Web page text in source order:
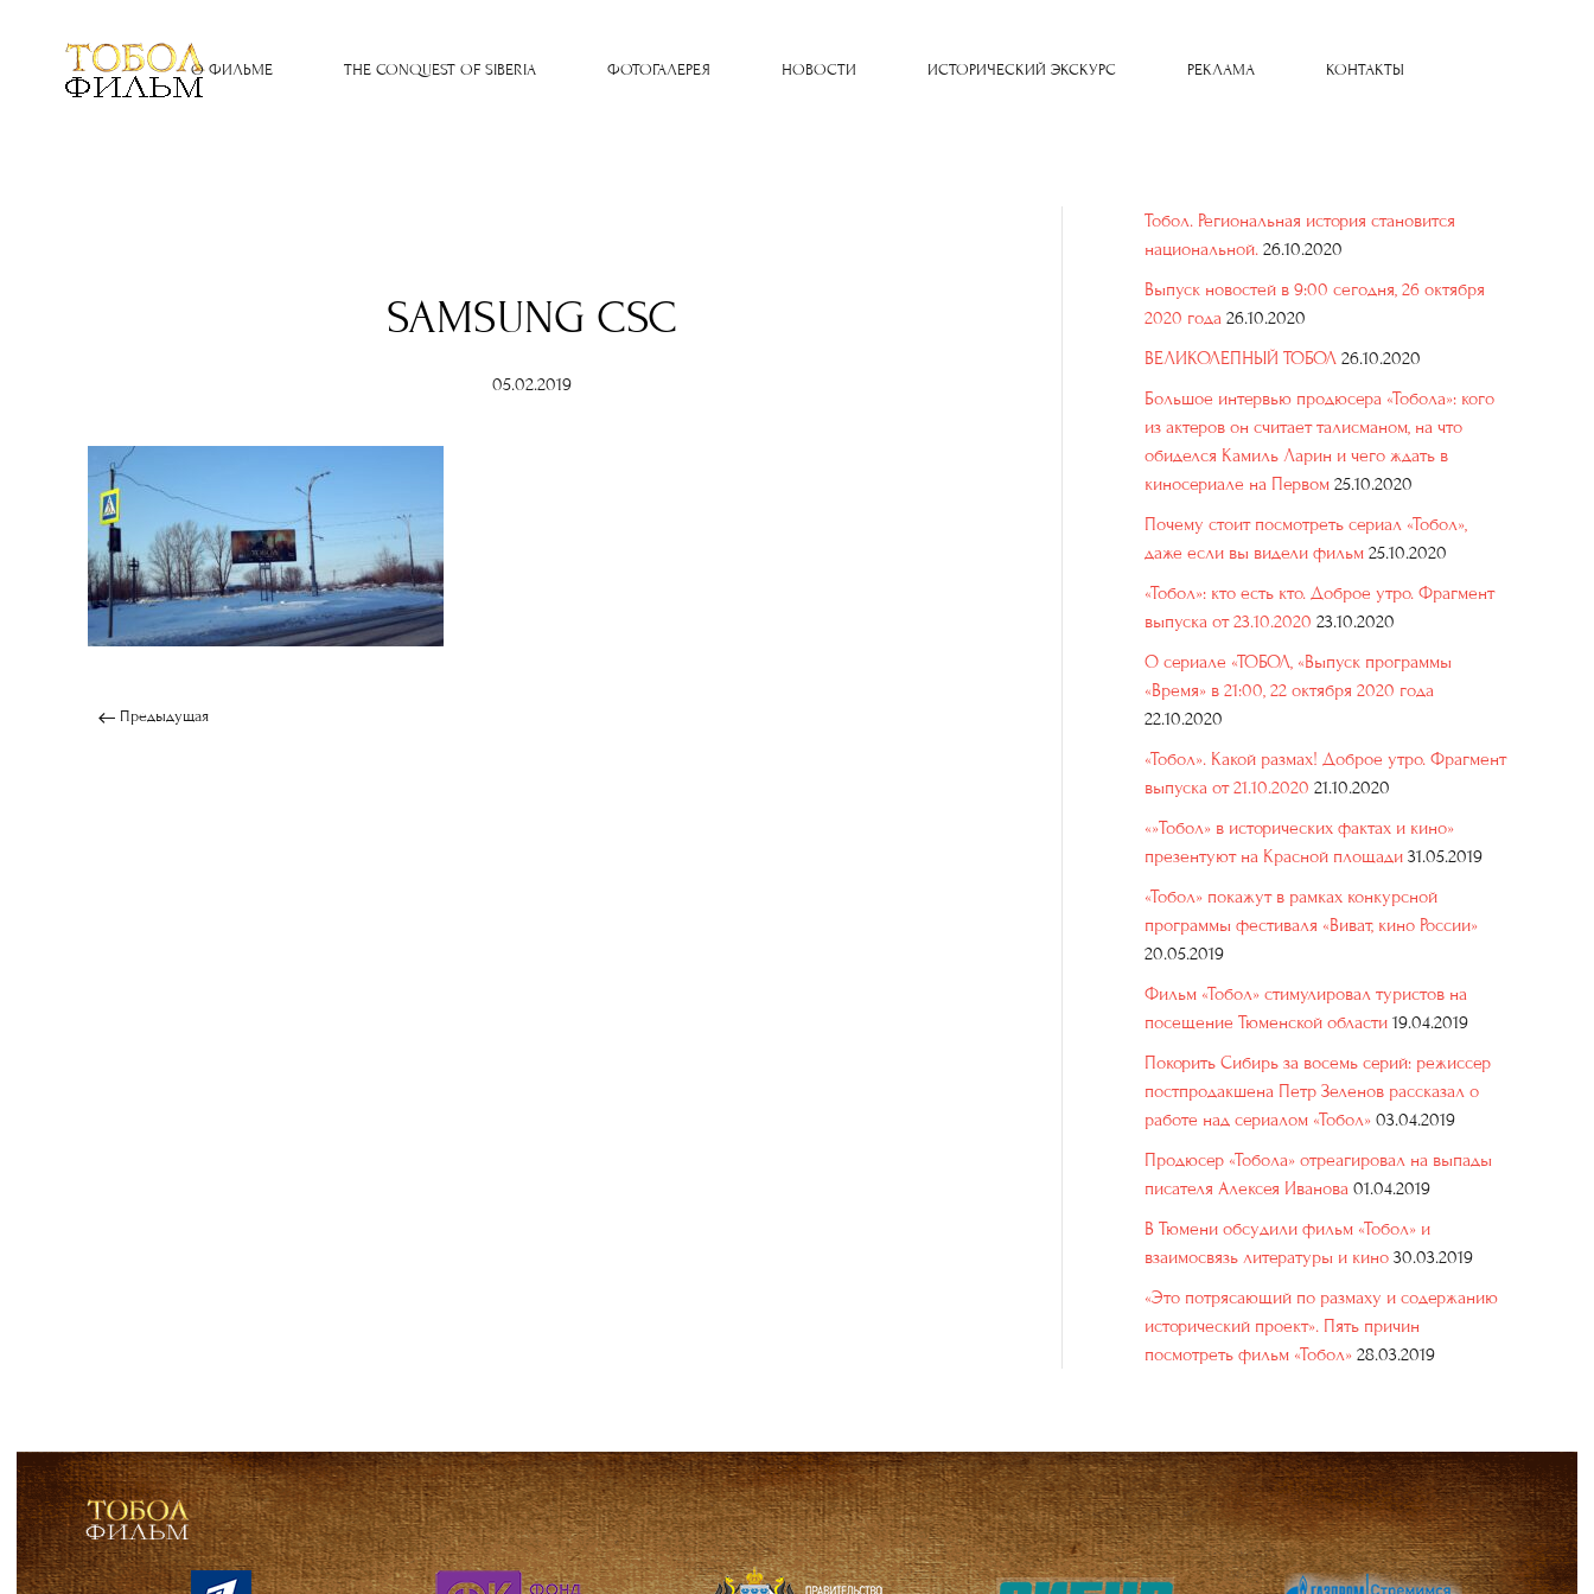
О ФИЛЬМЕ THE CONQUEST OF SIBERIA ФОТОГАЛЕРЕЯ НОВОСТИ ИСТОРИЧЕСКИЙ ЭКСКУРС РЕКЛАМА КОНТАКТЫ
SAMSUNG CSC
05.02.2019
Предыдущая
Тобол. Региональная история становится
национальной. 26.10.2020
Выпуск новостей в 9:00 сегодня, 26 октября
2020 года 26.10.2020
ВЕЛИКОЛЕПНЫЙ ТОБОЛ 26.10.2020
Большое интервью продюсера «Тобола»: кого
из актеров он считает талисманом, на что
обиделся Камиль Ларин и чего ждать в
киносериале на Первом 25.10.2020
Почему стоит посмотреть сериал «Тобол»,
даже если вы видели фильм 25.10.2020
«Тобол»: кто есть кто. Доброе утро. Фрагмент
выпуска от 23.10.2020 23.10.2020
О сериале «ТОБОЛ, «Выпуск программы
«Время» в 21:00, 22 октября 2020 года
22.10.2020
«Тобол». Какой размах! Доброе утро. Фрагмент
выпуска от 21.10.2020 21.10.2020
«»Тобол» в исторических фактах и кино»
презентуют на Красной площади 31.05.2019
«Тобол» покажут в рамках конкурсной
программы фестиваля «Виват, кино России»
20.05.2019
Фильм «Тобол» стимулировал туристов на
посещение Тюменской области 19.04.2019
Покорить Сибирь за восемь серий: режиссер
постпродакшена Петр Зеленов рассказал о
работе над сериалом «Тобол» 03.04.2019
Продюсер «Тобола» отреагировал на выпады
писателя Алексея Иванова 01.04.2019
В Тюмени обсудили фильм «Тобол» и
взаимосвязь литературы и кино 30.03.2019
«Это потрясающий по размаху и содержанию
исторический проект». Пять причин
посмотреть фильм «Тобол» 28.03.2019